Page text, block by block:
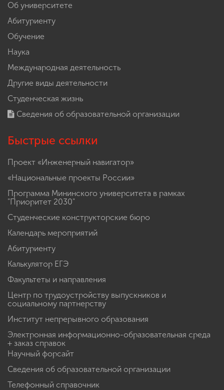
Об университете
Абитуриенту
Обучение
Наука
Международная деятельность
Другие виды деятельности
Студенческая жизнь
Сведения об образовательной организации
Быстрые ссылки
Проект «Инженерный навигатор»
«Национальные проекты России»
Программа Мининского университета в рамках
"Приоритет 2030"
Студенческие конструкторские бюро
Календарь мероприятий
Абитуриенту
Калькулятор ЕГЭ
Факультеты и направления
Центр по трудоустройству выпускников и
социальному партнерству
Институт непрерывного образования
Электронная информационно-образовательная среда
+ заказ справок
Научный форсайт
Сведения об образовательной организации
Телефонный справочник